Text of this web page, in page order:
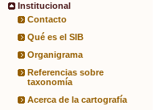
Institucional
Contacto
Qué es el SIB
Organigrama
Referencias sobre
taxonomía
Acerca de la cartografía